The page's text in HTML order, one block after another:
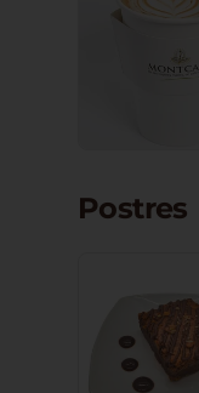
Postres